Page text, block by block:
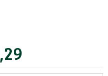
,29